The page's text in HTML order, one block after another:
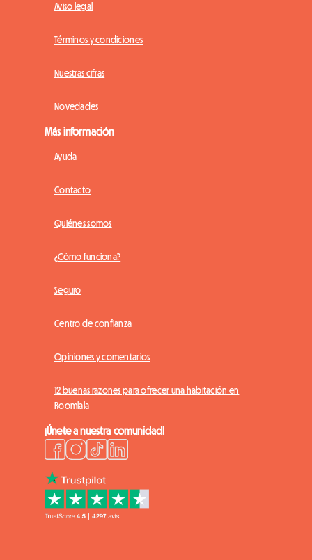
Aviso legal
Términos y condiciones
Nuestras cifras
Novedades
Más información
Ayuda
Contacto
Quiénes somos
¿Cómo funciona?
Seguro
Centro de confianza
Opiniones y comentarios
12 buenas razones para ofrecer una habitación en
Roomlala
¡Únete a nuestra comunidad!